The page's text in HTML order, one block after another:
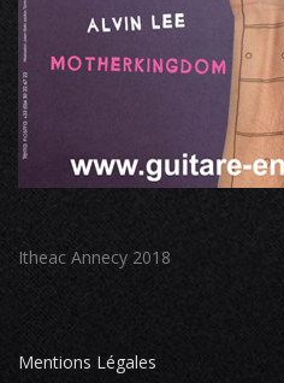
Itheac Annecy 2018
Mentions Légales